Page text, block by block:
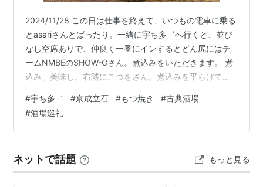
2024/11/28 この日は仕事を終えて、いつもの電車に乗る
とasariさんとばったり。一緒に宇ち多゛へ行くと、並び
なし空席ありで、仲良く一番にインするとどん尻にはチ
ームNMBEのSHOW-Gさん。煮込みをいただきます。 煮
込み、美味し。右隣にこつをさん。煮込みを平らげて、
けてきました。 そして、小瓶が空いてうめ割りをいただ
きます。 なんだか空席が目立つ店内、まったりとした空
気が流れていきます。そして、レバたれを平らげると訪
瓶のあと、うめ1つで大満足。asariさんと一緒にお会計だ
ったのでした…
#宇ち多゛ #京成立石 #もつ焼き #古典酒場
#酒場巡礼
ネットで話題 もっと見る